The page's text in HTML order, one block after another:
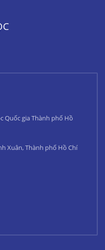
Quốc gia Thành phố Hồ
Xuân, Thành phố Hồ Chí